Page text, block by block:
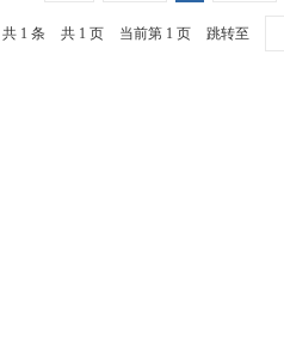
共 1 条 共 1 页 当前第 1 页 跳转至